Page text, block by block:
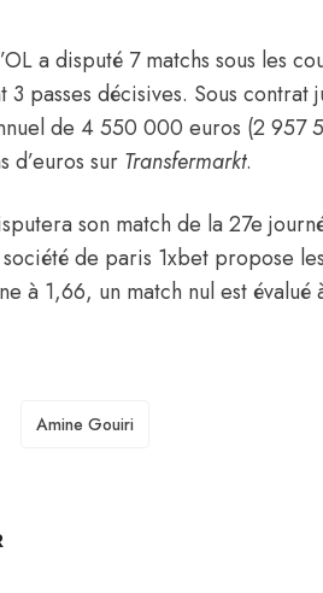
a disputé 7 matchs sous les
passes décisives. Sous contrat
de 4 550 000 euros (2 957
d’euros sur Transfermarkt.
son match de la 27e
de paris 1xbet propose
à 1,66, un match nul est évalué
TAGS
Amine Gouiri